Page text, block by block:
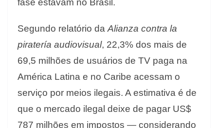
fase estavam no Brasil.
Segundo relatório da Alianza contra la
piratería audiovisual, 22,3% dos mais de
69,5 milhões de usuários de TV paga na
América Latina e no Caribe acessam o
serviço por meios ilegais. A estimativa é de
que o mercado ilegal deixe de pagar US$
787 milhões em impostos — considerando